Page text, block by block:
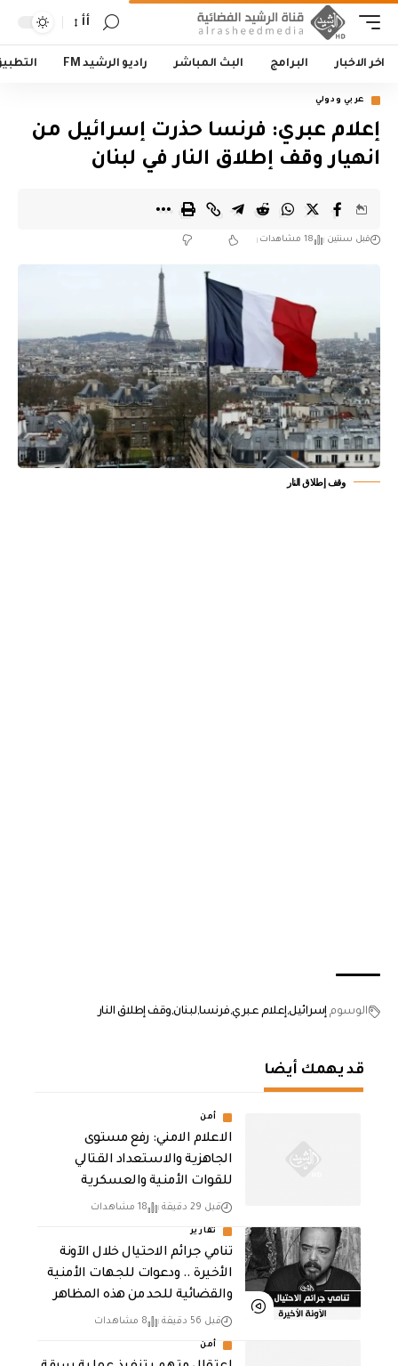
أأ
اخر الاخبار البرامج البث المباشر راديو الرشيد FM
عربي ودولي
إعلام عبري: فرنسا حذرت إسرائيل من
انهيار وقف إطلاق النار في لبنان
قبل سنتين 18 مشاهدات
وقف إطلاق النار
الوسوم إسرائيلإعلام عبري فرنسا لبنان وقف إطلاق النار
قد يهمك أيضا
أمن
الاعلام الامني: رفع مستوى
الجاهزية والاستعداد القتالي
للقوات الأمنية والعسكرية
قبل 29 دقيقة 18 مشاهدات
تقارير
تنامي جرائم الاحتيال خلال الآونة
الأخيرة .. ودعوات للجهات الأمنية
والقضائية للحد من هذه المظاهر
قبل 56 دقيقة 8 مشاهدات
أمن